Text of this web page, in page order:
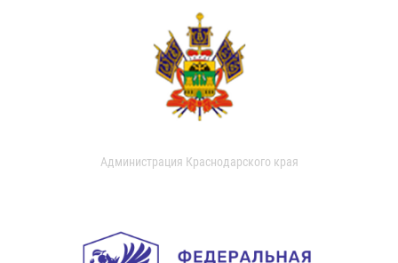
Администрация Краснодарского края